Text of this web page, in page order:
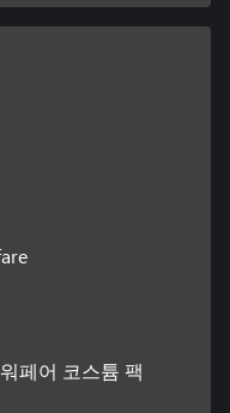
페어 코스튬 팩